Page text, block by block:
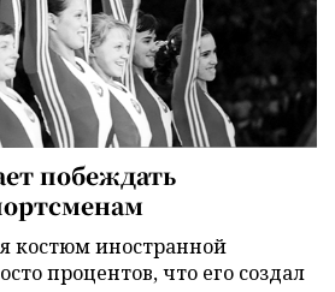
побеждать
костюм иностранной
процентов, что его создал